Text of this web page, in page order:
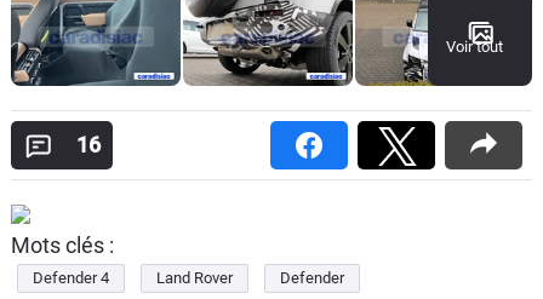
Voir tout
16
Mots clés :
Defender 4 Land Rover Defender